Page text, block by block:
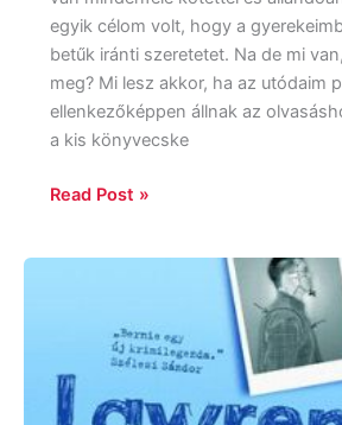
egyik célom volt, hogy a
betűk iránti szeretetet. Na de mi
meg? Mi lesz akkor, ha az utódaim
ellenkezőképpen állnak az
a kis könyvecske
Read Post »
aki
portyára